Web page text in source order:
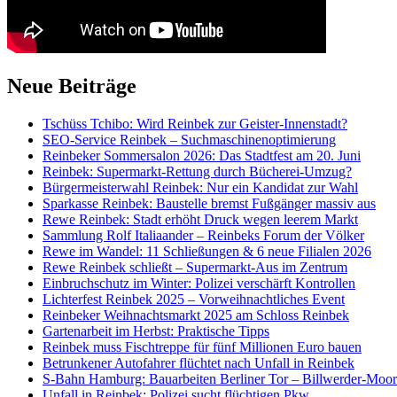
Neue Beiträge
Tschüss Tchibo: Wird Reinbek zur Geister-Innenstadt?
SEO-Service Reinbek – Suchmaschinenoptimierung
Reinbeker Sommersalon 2026: Das Stadtfest am 20. Juni
Reinbek: Supermarkt-Rettung durch Bücherei-Umzug?
Bürgermeisterwahl Reinbek: Nur ein Kandidat zur Wahl
Sparkasse Reinbek: Baustelle bremst Fußgänger massiv aus
Rewe Reinbek: Stadt erhöht Druck wegen leerem Markt
Sammlung Rolf Italiaander – Reinbeks Forum der Völker
Rewe im Wandel: 11 Schließungen & 6 neue Filialen 2026
Rewe Reinbek schließt – Supermarkt-Aus im Zentrum
Einbruchschutz im Winter: Polizei verschärft Kontrollen
Lichterfest Reinbek 2025 – Vorweihnachtliches Event
Reinbeker Weihnachtsmarkt 2025 am Schloss Reinbek
Gartenarbeit im Herbst: Praktische Tipps
Reinbek muss Fischtreppe für fünf Millionen Euro bauen
Betrunkener Autofahrer flüchtet nach Unfall in Reinbek
S-Bahn Hamburg: Bauarbeiten Berliner Tor – Billwerder-